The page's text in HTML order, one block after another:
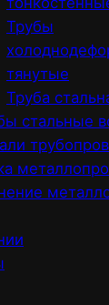
Трубы
тянутые
Труба
стальные